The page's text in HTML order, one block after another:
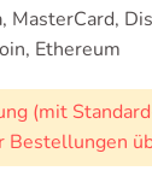
MasterCard,
Ethereum
(mit
Bestellungen